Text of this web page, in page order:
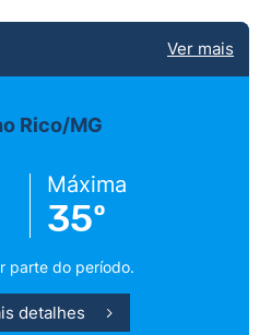
Ver mais
Rico/MG
Máxima
35º
parte do período.
detalhes